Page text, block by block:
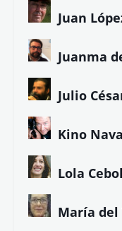
Juan
Juanma
Julio
Kino
Lola
María del